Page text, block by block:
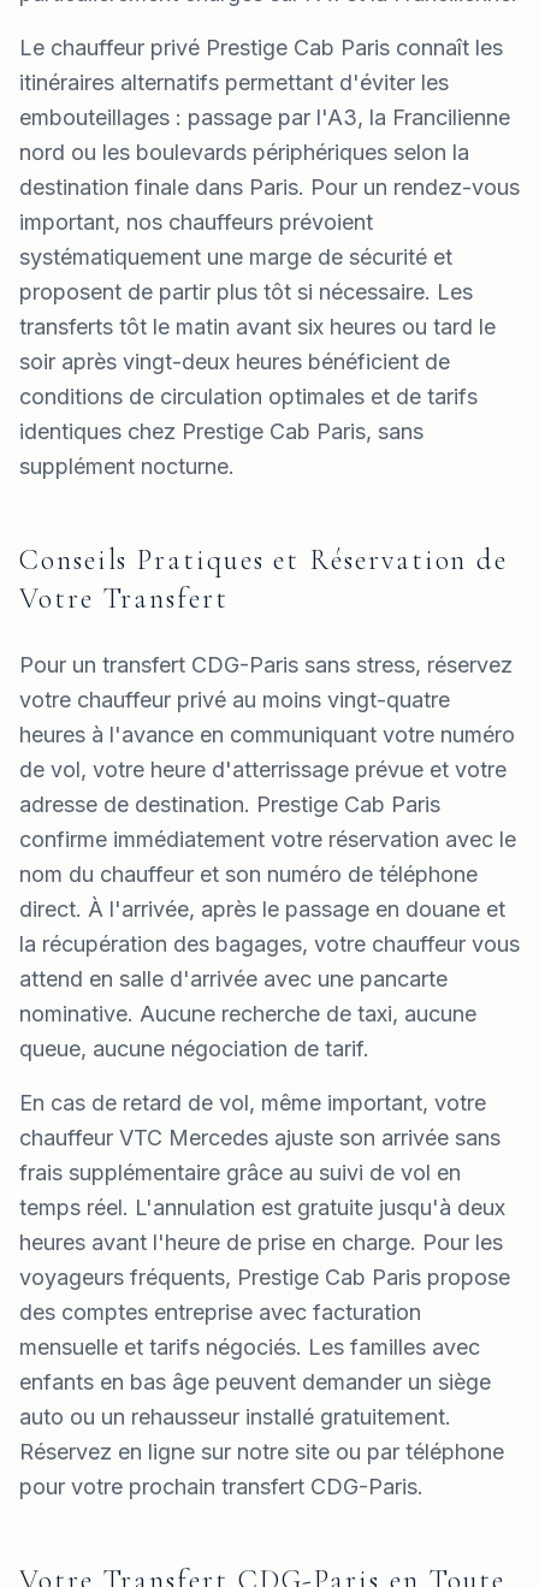
Le chauffeur privé Prestige Cab Paris connaît les
itinéraires alternatifs permettant d'éviter les
embouteillages : passage par l'A3, la Francilienne
nord ou les boulevards périphériques selon la
destination finale dans Paris. Pour un rendez-vous
important, nos chauffeurs prévoient
systématiquement une marge de sécurité et
proposent de partir plus tôt si nécessaire. Les
transferts tôt le matin avant six heures ou tard le
soir après vingt-deux heures bénéficient de
conditions de circulation optimales et de tarifs
identiques chez Prestige Cab Paris, sans
supplément nocturne.
Conseils Pratiques et Réservation de
Votre Transfert
Pour un transfert CDG-Paris sans stress, réservez
votre chauffeur privé au moins vingt-quatre
heures à l'avance en communiquant votre numéro
de vol, votre heure d'atterrissage prévue et votre
adresse de destination. Prestige Cab Paris
confirme immédiatement votre réservation avec le
nom du chauffeur et son numéro de téléphone
direct. À l'arrivée, après le passage en douane et
la récupération des bagages, votre chauffeur vous
attend en salle d'arrivée avec une pancarte
nominative. Aucune recherche de taxi, aucune
queue, aucune négociation de tarif.
En cas de retard de vol, même important, votre
chauffeur VTC Mercedes ajuste son arrivée sans
frais supplémentaire grâce au suivi de vol en
temps réel. L'annulation est gratuite jusqu'à deux
heures avant l'heure de prise en charge. Pour les
voyageurs fréquents, Prestige Cab Paris propose
des comptes entreprise avec facturation
mensuelle et tarifs négociés. Les familles avec
enfants en bas âge peuvent demander un siège
auto ou un rehausseur installé gratuitement.
Réservez en ligne sur notre site ou par téléphone
pour votre prochain transfert CDG-Paris.